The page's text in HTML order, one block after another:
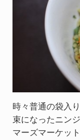
時々普通の袋入
束になったニン
マーズマーケッ